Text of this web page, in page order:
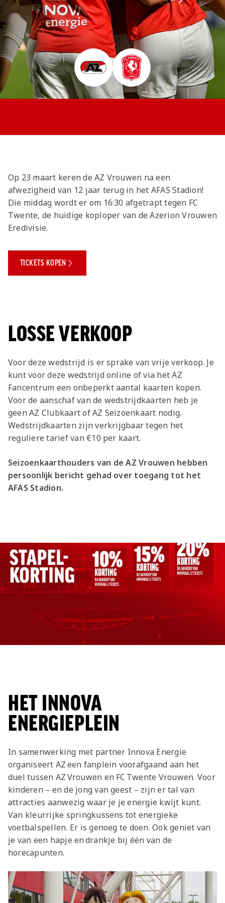
Jong AZ
Seizoenkaart
Op 23 maart keren de AZ Vrouwen na een
afwezigheid van 12 jaar terug in het AFAS Stadion!
Die middag wordt er om 16:30 afgetrapt tegen FC
Twente, de huidige koploper van de Azerion Vrouwen
Eredivisie.
TICKETS KOPEN
LOSSE VERKOOP
Voor deze wedstrijd is er sprake van vrije verkoop. Je
kunt voor deze wedstrijd online of via het AZ
Fancentrum een onbeperkt aantal kaarten kopen.
Voor de aanschaf van de wedstrijdkaarten heb je
geen AZ Clubkaart of AZ Seizoenkaart nodig.
Wedstrijdkaarten zijn verkrijgbaar tegen het
reguliere tarief van €10 per kaart.
Seizoenkaarthouders van de AZ Vrouwen hebben
persoonlijk bericht gehad over toegang tot het
AFAS Stadion.
HET INNOVA
ENERGIEPLEIN
In samenwerking met partner Innova Energie
organiseert AZ een fanplein voorafgaand aan het
duel tussen AZ Vrouwen en FC Twente Vrouwen. Voor
kinderen – en de jong van geest – zijn er tal van
attracties aanwezig waar je je energie kwijt kunt.
Van kleurrijke springkussens tot energieke
voetbalspellen. Er is genoeg te doen. Ook geniet van
je van een hapje en drankje bij één van de
horecapunten.